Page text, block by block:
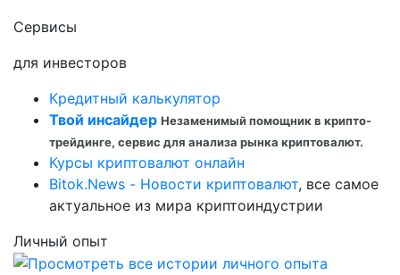
Сервисы
для инвесторов
Кредитный калькулятор
Твой инсайдер Незаменимый помощник в крипто-
трейдинге, сервис для анализа рынка криптовалют.
Курсы криптовалют онлайн
Bitok.News - Новости криптовалют, все самое
актуальное из мира криптоиндустрии
Личный опыт